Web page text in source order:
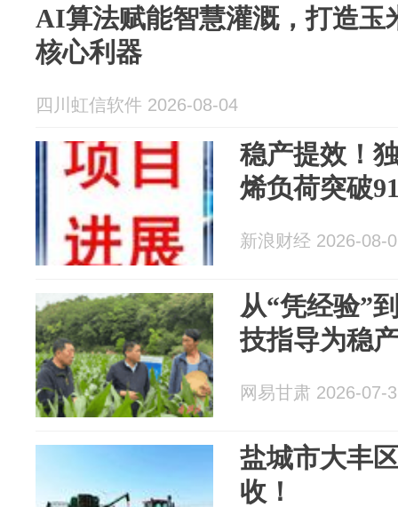
AI算法赋能智慧灌溉，打造玉
核心利器
四川虹信软件 2026-08-04
稳产提效！
烯负荷突破
新浪财经 2026-08-
从“凭经验”
技指导为稳
网易甘肃 2026-07-
盐城市大丰
收！